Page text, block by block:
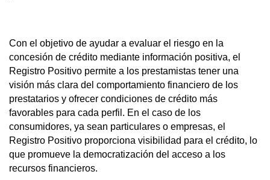
Con el objetivo de ayudar a evaluar el riesgo en la
concesión de crédito mediante información positiva, el
Registro Positivo permite a los prestamistas tener una
visión más clara del comportamiento financiero de los
prestatarios y ofrecer condiciones de crédito más
favorables para cada perfil. En el caso de los
consumidores, ya sean particulares o empresas, el
Registro Positivo proporciona visibilidad para el crédito, lo
que promueve la democratización del acceso a los
recursos financieros.